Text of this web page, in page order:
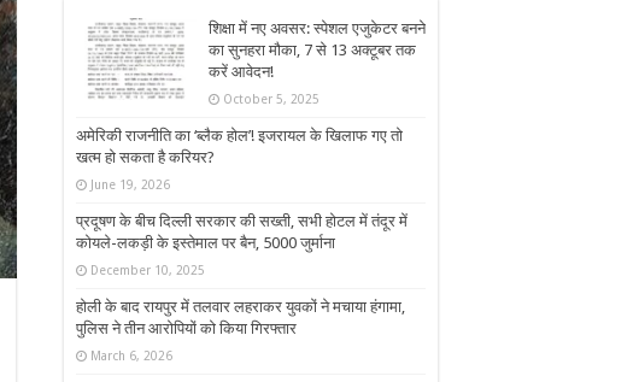
शिक्षा में नए अवसर: स्पेशल एजुकेटर बनने
का सुनहरा मौका, 7 से 13 अक्टूबर तक
करें आवेदन!
October 5, 2025
अमेरिकी राजनीति का ‘ब्लैक होल’! इजरायल के खिलाफ गए तो
खत्म हो सकता है करियर?
June 19, 2026
प्रदूषण के बीच दिल्ली सरकार की सख्ती, सभी होटल में तंदूर में
कोयले-लकड़ी के इस्तेमाल पर बैन, 5000 जुर्माना
December 10, 2025
होली के बाद रायपुर में तलवार लहराकर युवकों ने मचाया हंगामा,
पुलिस ने तीन आरोपियों को किया गिरफ्तार
March 6, 2026